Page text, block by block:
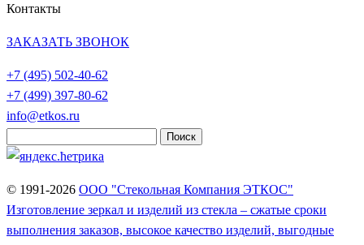
Контакты
ЗАКАЗАТЬ ЗВОНОК
+7 (495) 502-40-62
+7 (499) 397-80-62
info@etkos.ru
© 1991-2026 ООО "Стекольная Компания ЭТКОС"
Изготовление зеркал и изделий из стекла – сжатые сроки
выполнения заказов, высокое качество изделий, выгодные